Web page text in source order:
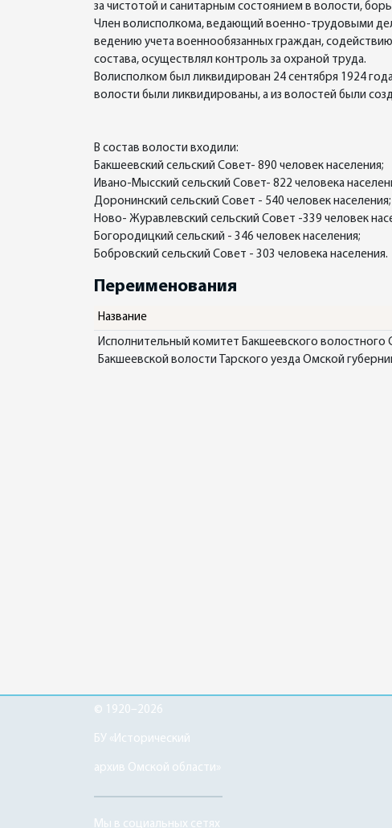
за чистотой и санитарным состоянием в волости,
Член волисполкома, ведающий военно-трудовыми
ведению учета военнообязанных граждан,
состава, осуществлял контроль за охраной труда.
Волисполком был ликвидирован 24 сентября 1924
волости были ликвидированы, а из волостей были
В состав волости входили:
Бакшеевский сельский Совет- 890 человек населения;
Ивано-Мысский сельский Совет- 822 человека
Доронинский сельский Совет - 540 человек населения;
Ново- Журавлевский сельский Совет -339 человек
Богородицкий сельский - 346 человек населения;
Бобровский сельский Совет - 303 человека населения.
Переименования
Название
Исполнительный комитет Бакшеевского волостного
Бакшеевской волости Тарского уезда Омской
© 1920–2026
БУ «Исторический
архив Омской области»
Мы в социальных сетях